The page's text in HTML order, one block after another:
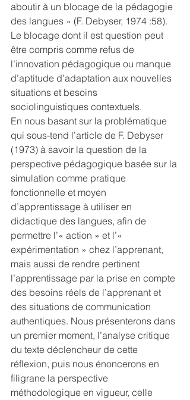
aboutir à un blocage de la pédagogie
des langues » (F. Debyser, 1974 :58).
Le blocage dont il est question peut
être compris comme refus de
l’innovation pédagogique ou manque
d’aptitude d’adaptation aux nouvelles
situations et besoins
sociolinguistiques contextuels.
En nous basant sur la problématique
qui sous-tend l’article de F. Debyser
(1973) à savoir la question de la
perspective pédagogique basée sur la
simulation comme pratique
fonctionnelle et moyen
d’apprentissage à utiliser en
didactique des langues, afin de
permettre l’« action » et l’«
expérimentation » chez l’apprenant,
mais aussi de rendre pertinent
l’apprentissage par la prise en compte
des besoins réels de l’apprenant et
des situations de communication
authentiques. Nous présenterons dans
un premier moment, l’analyse critique
du texte déclencheur de cette
réflexion, puis nous énoncerons en
filigrane la perspective
méthodologique en vigueur, celle